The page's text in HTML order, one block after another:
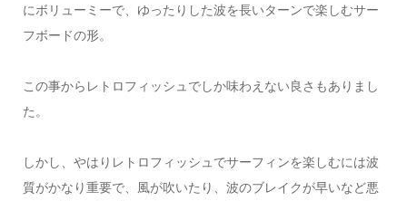
にボリューミーで、ゆったりした波を長いターンで楽しむサー
フボードの形。
この事からレトロフィッシュでしか味わえない良さもありまし
た。
しかし、やはりレトロフィッシュでサーフィンを楽しむには波
質がかなり重要で、風が吹いたり、波のブレイクが早いなど悪